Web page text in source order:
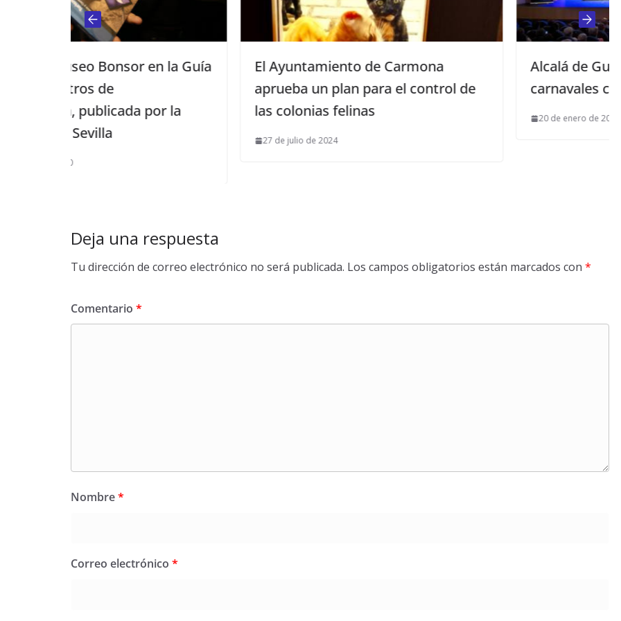
El Ayuntamiento de Carmona
aprueba un plan para el control de
las colonias felinas
27 de julio de 2024
Alcalá de Guadaíra prepara sus
carnavales con fuerte tirón juvenil
Deja una respuesta
Tu dirección de correo electrónico no será publicada. Los campos obligatorios están marcados con *
Comentario *
Nombre*
Correo electrónico *